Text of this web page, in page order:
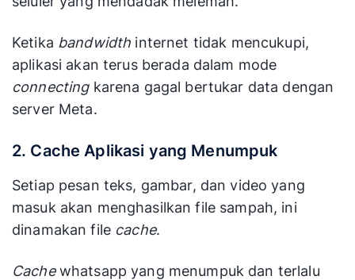
Ketika bandwidth internet tidak mencukupi,
aplikasi akan terus berada dalam mode
connectingkarena gagal bertukar data dengan
server Meta.
2. Cache Aplikasi yang Menumpuk
Setiap pesan teks, gambar, dan video yang
masuk akan menghasilkan file sampah, ini
dinamakan file cache.
Cachewhatsapp yang menumpuk dan terlalu